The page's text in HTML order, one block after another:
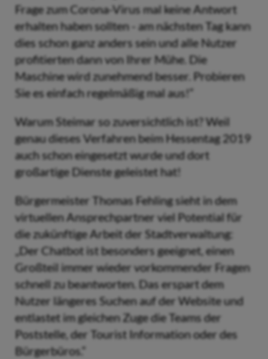
Frage zum Corona-Virus mal keine Antwort
erhalten haben sollten - am nächsten Tag kann
dies schon ganz anders sein und alle Nutzer
profitierten dann von Ihrer Mühe. Die
Maschine wird zunehmend besser. Probieren
Sie es einfach regelmäßig mal aus!“
Warum Steimar so zuversichtlich ist? Weil
genau dieses Verfahren beim Hessentag 2019
auch schon eingesetzt wurde und dort
großartige Dienste geleistet hat!
Bürgermeister Thomas Fehling sieht in dem
virtuellen Ansprechpartner viel Potential für
die zukünftige Arbeit der Stadtverwaltung:
„Der Chatbot ist besonders geeignet, einen
Großteil immer wieder vorkommender Fragen
schnell zu beantworten. Das erspart dem
Nutzer längeres Suchen auf der Website und
entlastet im gleichen Zuge die Teams der
Poststelle, der Tourist Information oder des
Bürgerbüros.“